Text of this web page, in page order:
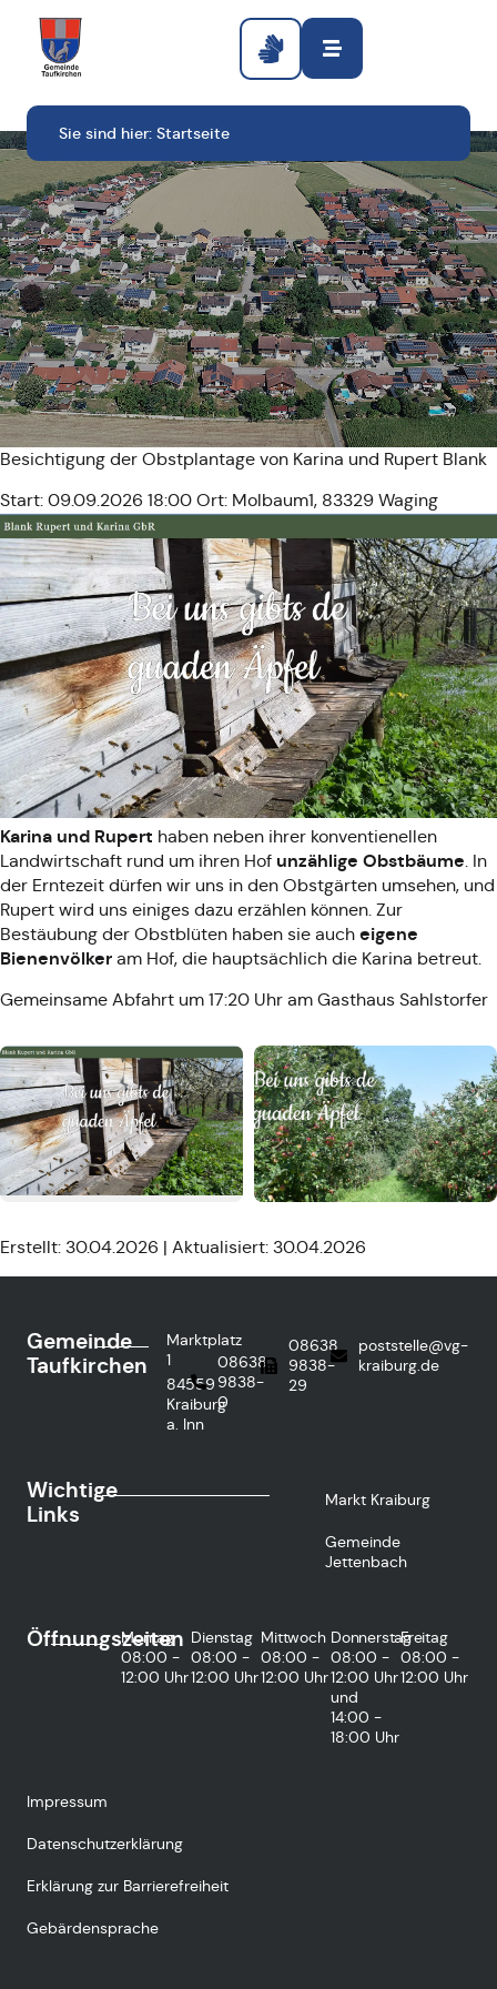
Sie sind hier: Startseite
Besichtigung der Obstplantage von Karina und Rupert Blank
Start: 09.09.2026 18:00 Ort: Molbaum1, 83329 Waging
Karina und Rupert haben neben ihrer konventienellen
Landwirtschaft rund um ihren Hof unzählige Obstbäume. In
der Erntezeit dürfen wir uns in den Obstgärten umsehen, und
Rupert wird uns einiges dazu erzählen können. Zur
Bestäubung der Obstblüten haben sie auch eigene
Bienenvölker am Hof, die hauptsächlich die Karina betreut.
Gemeinsame Abfahrt um 17:20 Uhr am Gasthaus Sahlstorfer
Erstellt: 30.04.2026 | Aktualisiert: 30.04.2026
Gemeinde
Taufkirchen
Marktplatz
1
84559
Kraiburg
a. Inn
08638
9838-
0
08638
9838-
29
poststelle@vg-
kraiburg.de
Wichtige
Links
Markt Kraiburg
Gemeinde
Jettenbach
Öffnungszeiten
Montag
08:00 -
12:00 Uhr
Dienstag
08:00 -
12:00 Uhr
Mittwoch
08:00 -
12:00 Uhr
Donnerstag
08:00 -
12:00 Uhr
und
14:00 -
18:00 Uhr
Freitag
08:00 -
12:00 Uhr
Impressum
Datenschutzerklärung
Erklärung zur Barrierefreiheit
Gebärdensprache